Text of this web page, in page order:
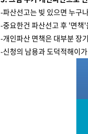
-파산선고는 빚 있으면 누구
-중요한건 파산선고 후 '면책
-개인파산 면책은 대부분 장
-신청의 남용과 도덕적해이